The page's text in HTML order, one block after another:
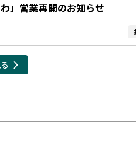
わ」営業再開のお知らせ